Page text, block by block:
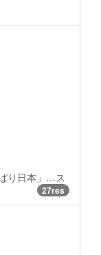
り日本」…ス
27res